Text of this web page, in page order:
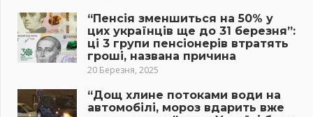
“Пенсія зменшиться на 50% у
цих українців ще до 31 березня”:
ці 3 групи пенсіонерів втратять
гроші, названа причина
20 Березня, 2025
“Дощ хлине потоками води на
автомобілі, мороз вдарить вже